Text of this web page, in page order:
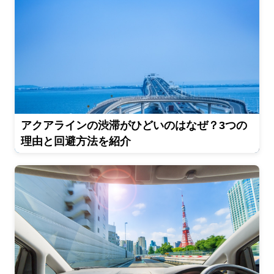
アクアラインの渋滞がひどいのはなぜ？3つの
理由と回避方法を紹介